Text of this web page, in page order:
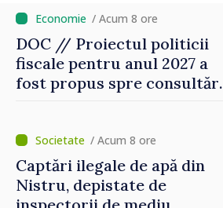
/ Acum 8 ore
DOC // Proiectul politicii
fiscale pentru anul 2027 a
fost propus spre consultări
/ Acum 8 ore
Captări ilegale de apă din
Nistru, depistate de